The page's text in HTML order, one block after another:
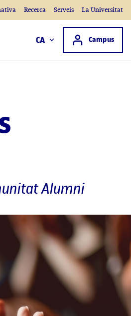
Accés a
Campus
CA
Recerca Serveis La Universitat
Alumni